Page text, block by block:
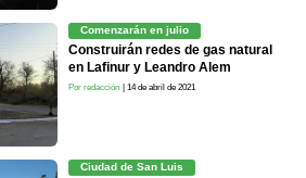
Comenzarán en julio
Construirán redes de gas natural
en Lafinur y Leandro Alem
Por redacción | 14 de abril de 2021
Ciudad de San Luis